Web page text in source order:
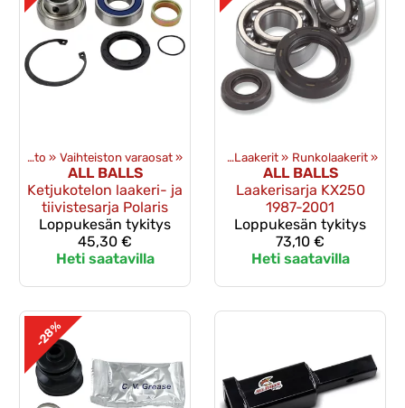
Voimansiirto ja toisioveto ‪» Vaihteiston varaosat ‪»
ALL BALLS
Ketjukotelon laakeri- ja
tiivistesarja Polaris
Loppukesän tykitys
45,30 €
Heti saatavilla
Tuotteet ‪» Varaosat ‪» Moottori ‪» Laakerit ‪» Runkolaakerit ‪»
ALL BALLS
Laakerisarja KX250
1987-2001
Loppukesän tykitys
73,10 €
Heti saatavilla
-28%